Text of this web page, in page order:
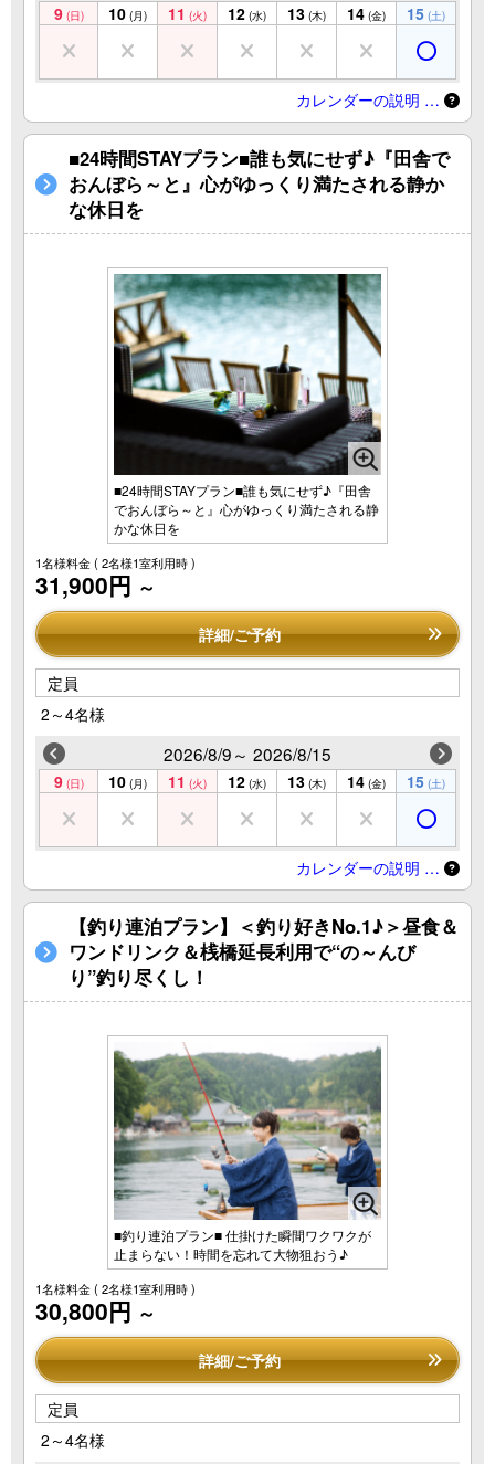
9 (日) 10 (月) 11 (火) 12 (水) 13 (木) 14 (金) 15 (土)
カレンダーの説明 …
■24時間STAYプラン■誰も気にせず♪『田舎で
おんぼら～と』心がゆっくり満たされる静か
な休日を
■24時間STAYプラン■誰も気にせず♪『田舎
でおんぼら～と』心がゆっくり満たされる静
かな休日を
1名様料金( 2名様1室利用時 )
31,900円 ～
詳細/ご予約
定員
2～4名様
2026/8/9～ 2026/8/15
9 (日) 10 (月) 11 (火) 12 (水) 13 (木) 14 (金) 15 (土)
カレンダーの説明 …
【釣り連泊プラン】＜釣り好きNo.1♪＞昼食＆
ワンドリンク＆桟橋延長利用で“の～んび
り”釣り尽くし！
■釣り連泊プラン■ 仕掛けた瞬間ワクワクが
止まらない！時間を忘れて大物狙おう♪
1名様料金( 2名様1室利用時 )
30,800円 ～
詳細/ご予約
定員
2～4名様